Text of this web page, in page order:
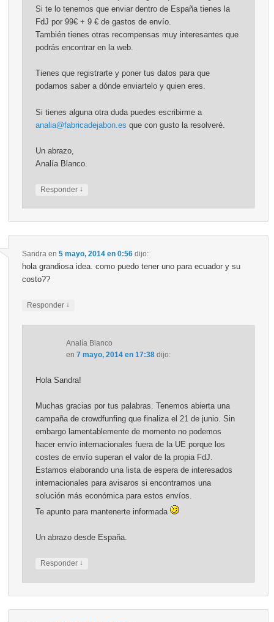
Si te lo tenemos que enviar dentro de España tienes la
FdJ por 99€ + 9 € de gastos de envío.
También tienes otras recompensas muy interesantes que
podrás encontrar en la web.
Tienes que registrarte y poner tus datos para que
podamos saber a dónde enviartelo y quien eres.
Si tienes alguna otra duda puedes escribirme a
analia@fabricadejabon.es que con gusto la resolveré.
Un abrazo,
Analía Blanco.
Responder ↓
Sandraen 5 mayo, 2014 en 0:56 dijo:
hola grandiosa idea. como puedo tener uno para ecuador y su
costo??
Responder ↓
Analía Blanco
en 7 mayo, 2014 en 17:38 dijo:
Hola Sandra!
Muchas gracias por tus palabras. Tenemos abierta una
campaña de crowdfunfing que finaliza el 21 de junio. Sin
embargo lamentablemente de momento no podemos
hacer envío internacionales fuera de la UE porque los
costes de envío superan el valor de la propia FdJ.
Estamos elaborando una lista de espera de interesados
internacionales para avisaros si encontramos una
solución más económica para estos envíos.
Te apunto para mantenerte informada
Un abrazo desde España.
Responder ↓